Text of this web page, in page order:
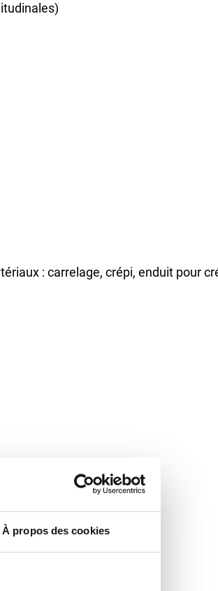
À propos des cookies
: carrelage, crépi, enduit pour